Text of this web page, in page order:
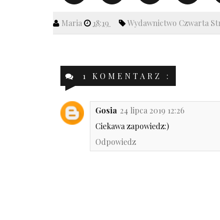
Maria 18:19 Wydawnictwo Czwarta
1 KOMENTARZ :
Gosia 24 lipca 2019 12:26
Ciekawa zapowiedz:)
Odpowiedz